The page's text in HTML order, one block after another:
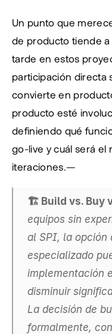
Un punto que
de producto tiende
tarde en estos
participación directa
convierte en
producto esté
definiendo qué
go-live y cuál será el
iteraciones.—
🏗️ Build vs. Buy
equipos sin
al SPI, la opción
especializado
implementación
disminuir
La decisión de
formalmente,